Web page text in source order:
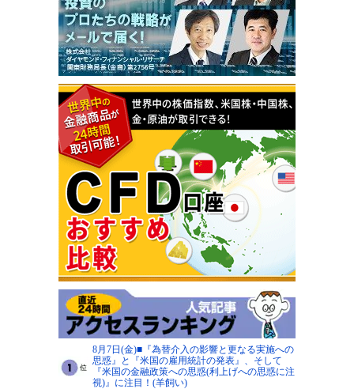
8月7日(金)■『為替介入の影響と更なる実施への
思惑』と『米国の雇用統計の発表』、そして
『米国の金融政策への思惑(利上げへの思惑に注
視)』に注目！(羊飼い)